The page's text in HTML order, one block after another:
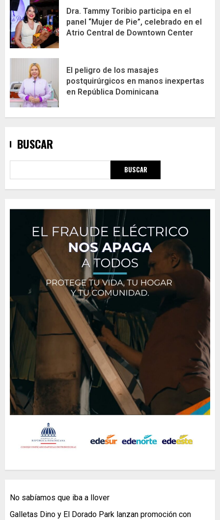
Dra. Tammy Toribio participa en el
panel “Mujer de Pie”, celebrado en el
Atrio Central de Downtown Center
El peligro de los masajes
postquirúrgicos en manos inexpertas
en República Dominicana
BUSCAR
BUSCAR
No sabíamos que iba a llover
Galletas Dino y El Dorado Park lanzan promoción con